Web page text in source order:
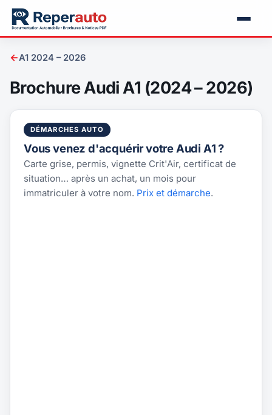
←A1 2024 – 2026
Brochure Audi A1 (2024 – 2026)
DÉMARCHES AUTO
Vous venez d'acquérir votre Audi A1 ?
Carte grise, permis, vignette Crit'Air, certificat de
situation… après un achat, un mois pour
immatriculer à votre nom. Prix et démarche.